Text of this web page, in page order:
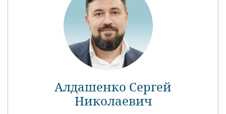
Алдашенко Сергей
Николаевич